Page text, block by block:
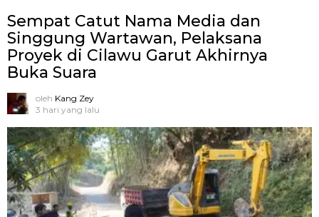
Sempat Catut Nama Media dan
Singgung Wartawan, Pelaksana
Proyek di Cilawu Garut Akhirnya
Buka Suara
oleh Kang Zey
3 hari yang lalu